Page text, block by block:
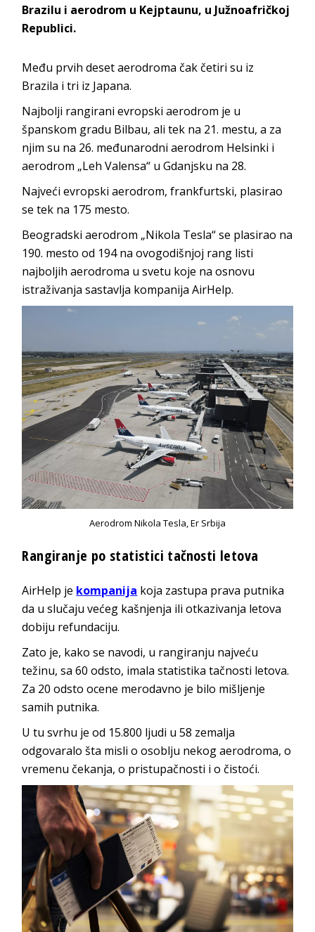
Brazilu i aerodrom u Kejptaunu, u Južnoafričkoj
Republici.
Među prvih deset aerodroma čak četiri su iz
Brazila i tri iz Japana.
Najbolji rangirani evropski aerodrom je u
španskom gradu Bilbau, ali tek na 21. mestu, a za
njim su na 26. međunarodni aerodrom Helsinki i
aerodrom „Leh Valensa“ u Gdanjsku na 28.
Najveći evropski aerodrom, frankfurtski, plasirao
se tek na 175 mesto.
Beogradski aerodrom „Nikola Tesla“ se plasirao na
190. mesto od 194 na ovogodišnjoj rang listi
najboljih aerodroma u svetu koje na osnovu
istraživanja sastavlja kompanija AirHelp.
Aerodrom Nikola Tesla, Er Srbija
Rangiranje po statistici tačnosti letova
AirHelp je kompanija koja zastupa prava putnika
da u slučaju većeg kašnjenja ili otkazivanja letova
dobiju refundaciju.
Zato je, kako se navodi, u rangiranju najveću
težinu, sa 60 odsto, imala statistika tačnosti letova.
Za 20 odsto ocene merodavno je bilo mišljenje
samih putnika.
U tu svrhu je od 15.800 ljudi u 58 zemalja
odgovaralo šta misli o osoblju nekog aerodroma, o
vremenu čekanja, o pristupačnosti i o čistoći.